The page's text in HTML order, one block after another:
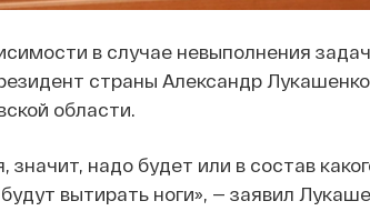
в случае невыполнения
страны Александр
области.
надо будет или в состав
вытирать ноги», — заявил